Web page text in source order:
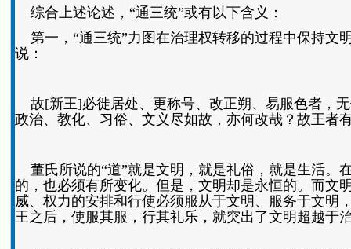
综合上述论述，“通三统”或有以下含义：
第一，“通三统”力图在治理权转移的过程中保持文
说：
故[新王]必徙居处、更称号、改正朔、易服色者，
政治、教化、习俗、文义尽如故，亦何改哉？故王者
董氏所说的“道”就是文明，就是礼俗，就是生活。
的，也必须有所变化。但是，文明却是永恒的。而文
威、权力的安排和行使必须服从于文明、服务于文明
王之后，使服其服，行其礼乐，就突出了文明超越于